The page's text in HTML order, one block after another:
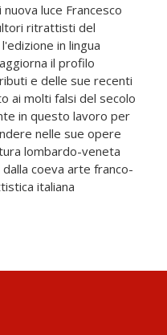
luce Francesco
ritrattisti del
in lingua
il profilo
e delle sue recenti
ai molti falsi del secolo
in questo lavoro per
nelle sue opere
lombardo-veneta
coeva arte franco-
italiana